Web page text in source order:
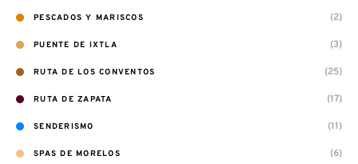
PESCADOS Y MARISCOS (2)
PUENTE DE IXTLA (3)
RUTA DE LOS CONVENTOS (25)
RUTA DE ZAPATA (17)
SENDERISMO (11)
SPAS DE MORELOS (6)